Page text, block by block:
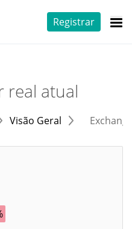
Registrar
real atual
Visão Geral